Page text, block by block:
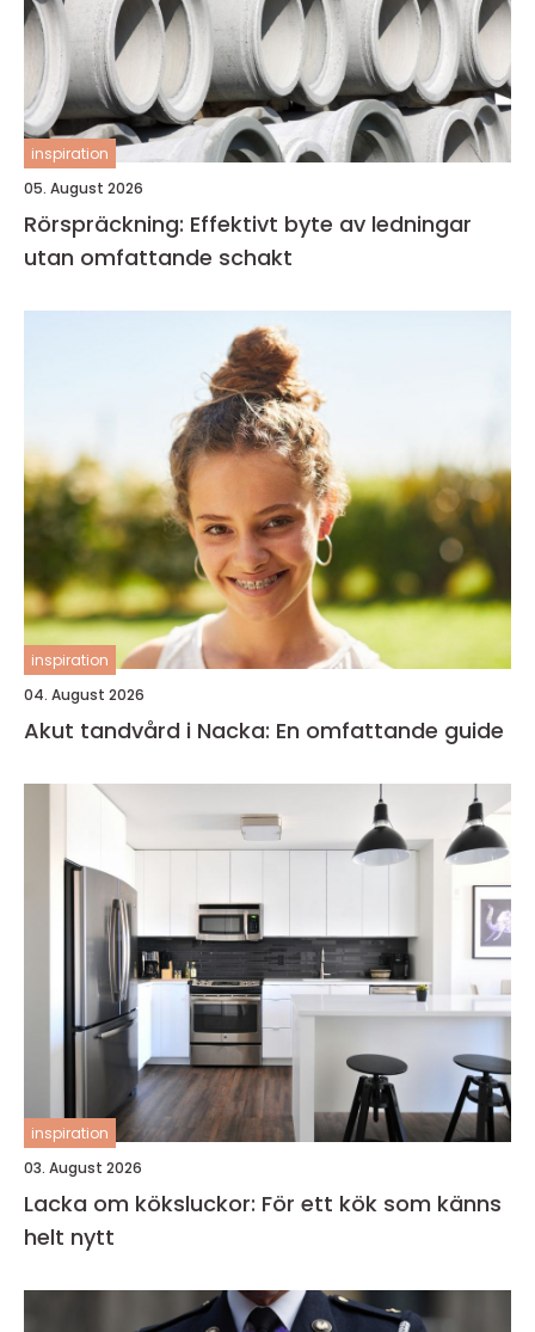
inspiration
05. August 2026
Rörspräckning: Effektivt byte av ledningar
utan omfattande schakt
inspiration
04. August 2026
Akut tandvård i Nacka: En omfattande guide
inspiration
03. August 2026
Lacka om köksluckor: För ett kök som känns
helt nytt